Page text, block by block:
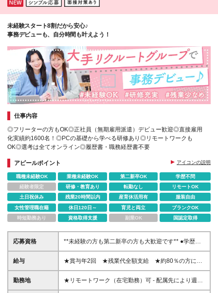
未経験スタート8割だから安心♪
事務デビューも、自分時間も叶えよう！
仕事内容
◎フリーターの方もOK◎正社員（無期雇用派遣）デビュー歓迎◎直接雇用
化実績約1600名！◎PCの基礎から学べる研修あり◎リモートワークも
OK◎選考は全てオンライン◎履歴書・職務経歴書不要
アピールポイント アイコンの説明
職種未経験OK 業種未経験OK 第二新卒OK
学歴不問
経験者限定
研修・教育あり 転勤なし
リモートOK
土日祝休み
残業20時間以内 産育休活用有
服装自由
女性管理職在籍
休日120日～ 育児と両立
ブランクOK
時短勤務あり
資格取得支援 副業OK 国認定取得
応募資格
**未経験の方も第二新卒の方も大歓迎です** ●学歴不
問 ●フリーター・正社員（無期雇用派遣）デビューも
OK！ ☆こんな方に向いています ◆パソコンスキルを
しっかり評価されながら働きたい方 ◆仕事とプライ
ベートの両立をしたい方 ◆チームワークを大切にし
給与
★賞与年2回 ★残業代全額支給 ★約80％の方にパ
フォーマンス給(*)支給！ 【東京都】月給201,100円～
328,300円（別途賞与年2回） 【神奈川県】月給
勤務地
★リモートワーク（在宅勤務）可 - 配属先により週1
～5日のリモートワークOK ★募集エリア｜北海道、